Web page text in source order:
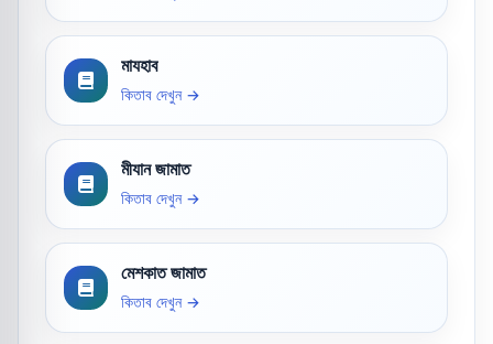
মাযহাব
কিতাব দেখুন →
মীযান জামাত
কিতাব দেখুন →
মেশকাত জামাত
কিতাব দেখুন →